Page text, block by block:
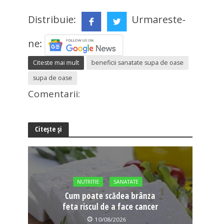
Distribuie:
Urmareste-
ne:
Citeste mai mult
beneficii sanatate supa de oase
supa de oase
Comentarii:
Citește și
NUTRITIE SANATATE
Cum poate scădea brânza
feta riscul de a face cancer
10/08/2026